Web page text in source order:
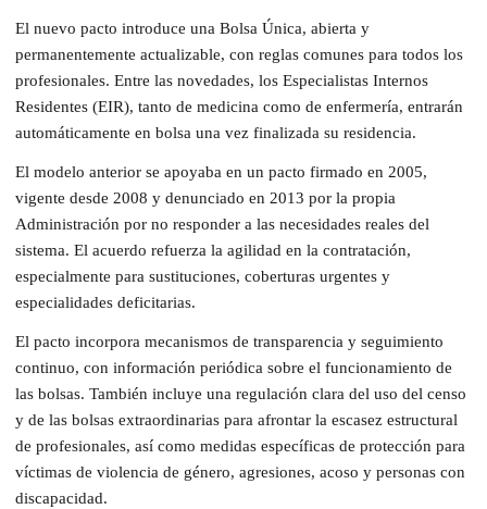
El nuevo pacto introduce una Bolsa Única, abierta y
permanentemente actualizable, con reglas comunes para todos los
profesionales. Entre las novedades, los Especialistas Internos
Residentes (EIR), tanto de medicina como de enfermería, entrarán
automáticamente en bolsa una vez finalizada su residencia.
El modelo anterior se apoyaba en un pacto firmado en 2005,
vigente desde 2008 y denunciado en 2013 por la propia
Administración por no responder a las necesidades reales del
sistema. El acuerdo refuerza la agilidad en la contratación,
especialmente para sustituciones, coberturas urgentes y
especialidades deficitarias.
El pacto incorpora mecanismos de transparencia y seguimiento
continuo, con información periódica sobre el funcionamiento de
las bolsas. También incluye una regulación clara del uso del censo
y de las bolsas extraordinarias para afrontar la escasez estructural
de profesionales, así como medidas específicas de protección para
víctimas de violencia de género, agresiones, acoso y personas con
discapacidad.